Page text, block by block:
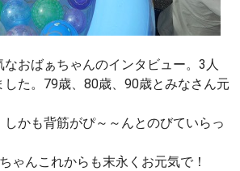
おばぁちゃんのインタビュー。3人
た。79歳、80歳、90歳とみなさん元
かも背筋がぴ～～んとのびていらっ
ゃんこれからも末永くお元気で！